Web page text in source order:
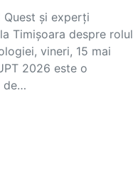
Quest și experți
Timișoara despre rolul
vineri, 15 mai
2026 este o
de…